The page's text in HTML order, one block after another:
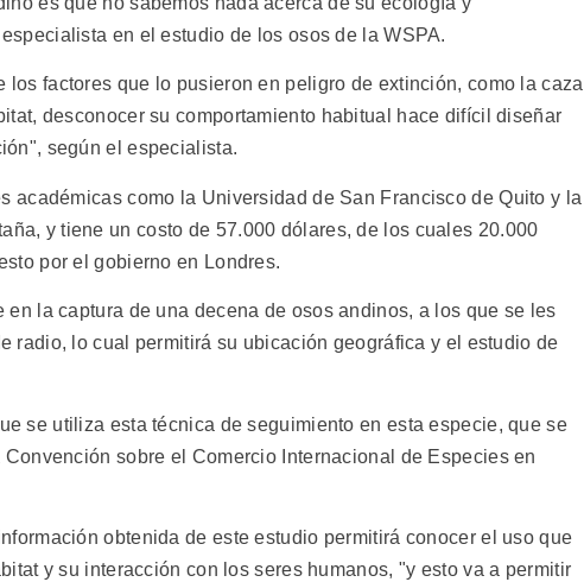
en el estudio de los osos de la WSPA.
los factores que lo pusieron en peligro de extinción, como la caza
desconocer su comportamiento habitual hace difícil diseñar
según el especialista.
académicas como la Universidad de San Francisco de Quito y la
y tiene un costo de 57.000 dólares, de los cuales 20.000
por el gobierno en Londres.
en la captura de una decena de osos andinos, a los que se les
radio, lo cual permitirá su ubicación geográfica y el estudio de
se utiliza esta técnica de seguimiento en esta especie, que se
sobre el Comercio Internacional de Especies en
obtenida de este estudio permitirá conocer el uso que
y su interacción con los seres humanos, "y esto va a permitir